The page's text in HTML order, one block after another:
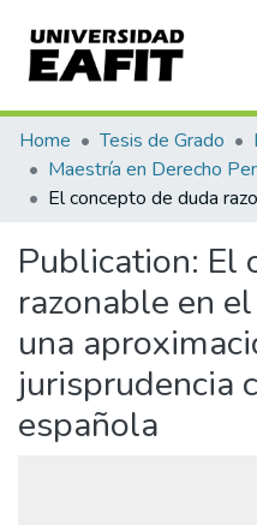
Communities & Collections
All of DSpace
Home Tesis de Grado
Publication: El
razonable en
una
jurisprudencia
española